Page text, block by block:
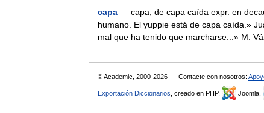
capa — capa, de capa caída expr. en
humano. El yuppie está de capa caída.»
mal que ha tenido que marcharse...» M.
© Academic, 2000-2026 Contacte con nosotros:
Exportación Diccionarios , creado en PHP, Joomla,